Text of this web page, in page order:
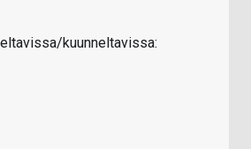
kuunneltavissa: